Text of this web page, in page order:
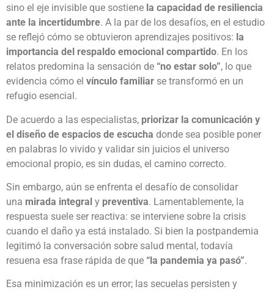
sino el eje invisible que sostiene la capacidad de resiliencia
ante la incertidumbre. A la par de los desafíos, en el estudio
se reflejó cómo se obtuvieron aprendizajes positivos: la
importancia del respaldo emocional compartido. En los
relatos predomina la sensación de “no estar solo”, lo que
evidencia cómo el vínculo familiar se transformó en un
refugio esencial.
De acuerdo a las especialistas, priorizar la comunicación y
el diseño de espacios de escucha donde sea posible poner
en palabras lo vivido y validar sin juicios el universo
emocional propio, es sin dudas, el camino correcto.
Sin embargo, aún se enfrenta el desafío de consolidar
una mirada integral y preventiva. Lamentablemente, la
respuesta suele ser reactiva: se interviene sobre la crisis
cuando el daño ya está instalado. Si bien la postpandemia
legitimó la conversación sobre salud mental, todavía
resuena esa frase rápida de que “la pandemia ya pasó”.
Esa minimización es un error; las secuelas persisten y